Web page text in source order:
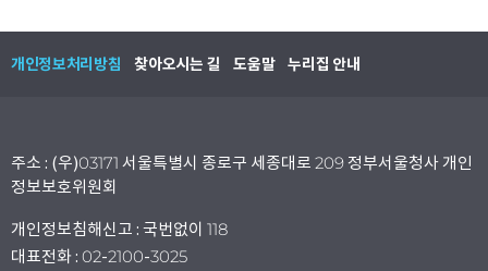
개인정보처리방침 찾아오시는 길 도움말 누리집 안내
주소 : (우)03171 서울특별시 종로구 세종대로 209 정부서울청사 개인
정보보호위원회
개인정보침해신고 : 국번없이 118
대표전화 : 02-2100-3025